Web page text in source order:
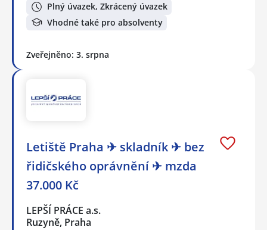
Plný úvazek, Zkrácený úvazek
Vhodné také pro absolventy
Zveřejněno: 3. srpna
Letiště Praha ✈ skladník ✈ bez
řidičského oprávnění ✈ mzda
37.000 Kč
LEPŠÍ PRÁCE a.s.
Ruzyně, Praha